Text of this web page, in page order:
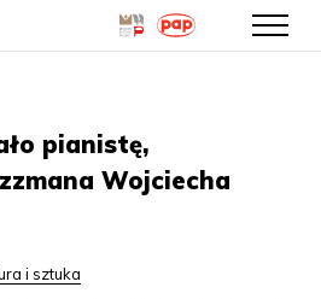
treści
pianistę,
Wojciecha
i sztuka